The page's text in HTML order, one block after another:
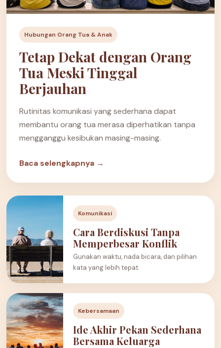
Hubungan Orang Tua & Anak
Tetap Dekat dengan Orang
Tua Meski Tinggal
Berjauhan
Rutinitas komunikasi yang sederhana dapat
membantu orang tua merasa diperhatikan tanpa
mengganggu kesibukan masing-masing.
Baca selengkapnya →
Komunikasi
Cara Berdiskusi Tanpa
Memperbesar Konflik
Gunakan waktu, nada bicara, dan pilihan
kata yang lebih tepat.
Kebersamaan
Ide Akhir Pekan Sederhana
Bersama Keluarga